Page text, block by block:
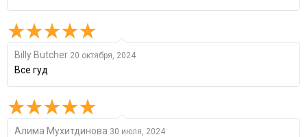
Billy Butcher 20 октября, 2024
Все гуд
Алима Мухитдинова 30 июля, 2024